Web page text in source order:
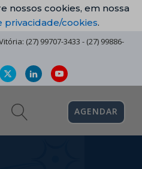
nossos cookies, em nossa
privacidade/cookies.
(27) 99707-3433 - (27) 99886-
AGENDAR